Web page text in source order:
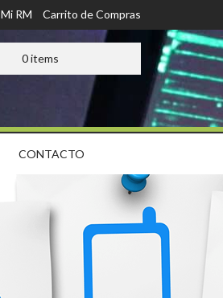
Mi RM Carrito de Compras
0 items
CONTACTO